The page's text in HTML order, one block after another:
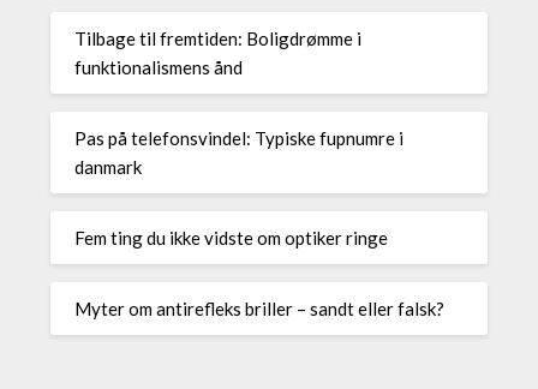
Tilbage til fremtiden: Boligdrømme i
funktionalismens ånd
Pas på telefonsvindel: Typiske fupnumre i
danmark
Fem ting du ikke vidste om optiker ringe
Myter om antirefleks briller – sandt eller falsk?